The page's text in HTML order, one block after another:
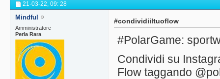
21-03-22, 09: 28
Mindful
Amministratore
Perla Rara
#condividiiltuoflow
#PolarGame:
Condividi su
Flow taggando